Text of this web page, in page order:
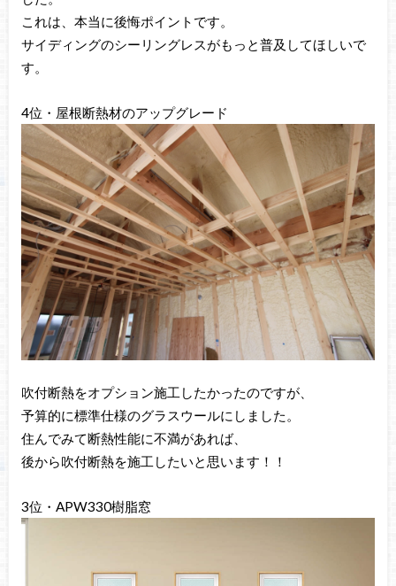
これは、本当に後悔ポイントです。
サイディングのシーリングレスがもっと普及してほしいで
す。
4位・屋根断熱材のアップグレード
吹付断熱をオプション施工したかったのですが、
予算的に標準仕様のグラスウールにしました。
住んでみて断熱性能に不満があれば、
後から吹付断熱を施工したいと思います！！
3位・APW330樹脂窓